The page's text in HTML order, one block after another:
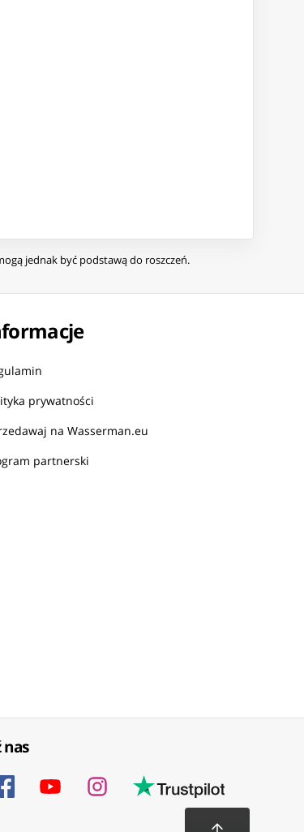
jednak być podstawą do roszczeń.
prywatności
na Wasserman.eu
partnerski
nas